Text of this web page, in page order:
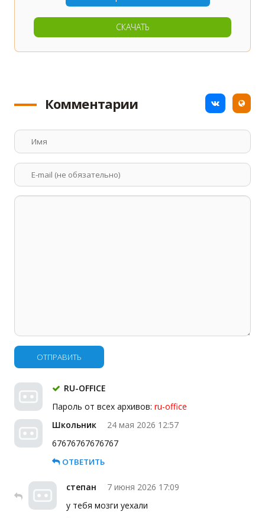
СКАЧАТЬ
Комментарии
ОТПРАВИТЬ
RU-OFFICE
Пароль от всех архивов: ru-office
Школьник
24 мая 2026 12:57
67676767676767
ОТВЕТИТЬ
степан
7 июня 2026 17:09
у тебя мозги уехали